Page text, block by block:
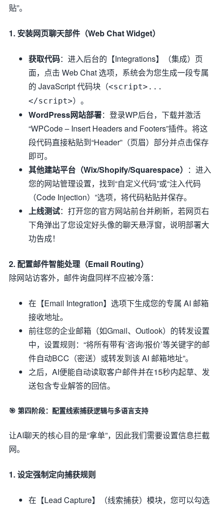
贴”。
1. 安装网页聊天部件（Web Chat Widget）
获取代码：进入后台的【Integrations】（集成）页
面，点击 Web Chat 选项，系统会为您生成一段专属
的 JavaScript 代码块（<script>...
</script>）。
WordPress网站部署：登录WP后台，下载并激活
“WPCode – Insert Headers and Footers”插件。将这
段代码直接粘贴到“Header”（页眉）部分并点击保存
即可。
其他建站平台（Wix/Shopify/Squarespace） ：进入
您的网站管理设置，找到“自定义代码”或“注入代码
（Code Injection）”选项，将代码粘贴并保存。
上线测试：打开您的官方网站前台并刷新，若网页右
下角弹出了您设定好头像的聊天悬浮窗，说明部署大
功告成！
2. 配置邮件智能处理（Email Routing）
除网站访客外，邮件询盘同样不应被冷落：
在【Email Integration】选项下生成您的专属 AI 邮箱
接收地址。
前往您的企业邮箱（如Gmail、Outlook）的转发设置
中，设置规则：“将所有带有‘咨询/报价’等关键字的邮
件自动BCC（密送）或转发到该 AI 邮箱地址”。
之后，AI便能自动读取客户邮件并在15秒内起草、发
送包含专业解答的回信。
🎯 第四阶段：配置线索捕获逻辑与多语言支持
让AI聊天的核心目的是“拿单”，因此我们需要设置信息拦截
网。
1. 设定强制定向捕获规则
在【Lead Capture】（线索捕获）模块，您可以勾选